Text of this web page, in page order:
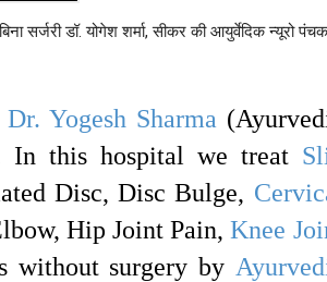
डॉ. योगेश शर्मा, सीकर की आयुर्वेदिक न्यूरो
Dr. Yogesh Sharma
In this hospital we treat
Disc, Disc Bulge,
Hip Joint Pain,Knee
without surgery by